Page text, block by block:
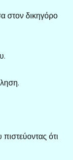
στον δικηγόρο
ότι